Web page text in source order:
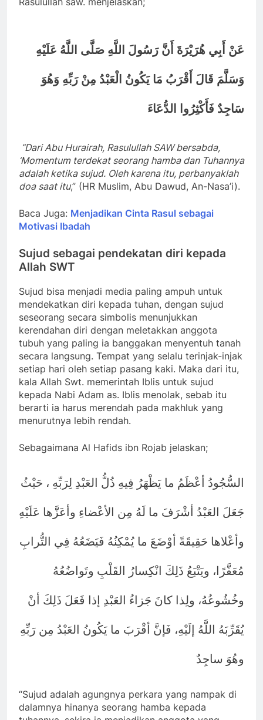
عَنْ أَبِي هُرَيْرَةَ أَنَّ رَسُولَ اللَّهِ صَلَّى اللَّهُ عَلَيْهِ
وَسَلَّمَ قَالَ أَقْرَبُ مَا يَكُونُ الْعَبْدُ مِنْ رَبِّهِ وَهُوَ
سَاجِدٌ فَأَكْثِرُوا الدُّعَاءَ
“Dari Abu Hurairah, Rasulullah SAW bersabda,
‘Momentum terdekat seorang hamba dan Tuhannya
adalah ketika sujud. Oleh karena itu, perbanyaklah
doa saat itu,” (HR Muslim, Abu Dawud, An-Nasa’i).
Baca Juga: Menjadikan Cinta Rasul sebagai
Motivasi Ibadah
Sujud sebagai pendekatan diri kepada
Allah SWT
Sujud bisa menjadi media paling ampuh untuk
mendekatkan diri kepada tuhan, dengan sujud
seseorang secara simbolis menunjukkan
kerendahan diri dengan meletakkan anggota
tubuh yang paling ia banggakan menyentuh tanah
secara langsung. Tempat yang selalu terinjak-injak
setiap hari oleh setiap pasang kaki. Maka dari itu,
kala Allah Swt. memerintah Iblis untuk sujud
kepada Nabi Adam as. Iblis menolak, sebab itu
berarti ia harus merendah pada makhluk yang
menurutnya lebih rendah.
Sebagaimana Al Hafids ibn Rojab jelaskan;
السُّجُودُ أعْظَمُ ما يَظْهَرُ فِيهِ ذُلُّ العَبْدِ لِرَبِّهِ ، حَيْثُ
جَعَلَ العَبْدُ أشْرَفَ ما لَهُ مِن الأعْضاءِ وأعَزَّها عَلَيْهِ
وأعْلاها حَقِيقَةً أوْضَعَ ما يُمْكِنُهُ فَيَضَعُهُ فِي التُّرابِ
مُعَفَّرًا، ويَتْبَعُ ذَلِكَ انْكِسارُ القَلْبِ وتَواضُعُهُ
وخُشُوعُهُ، ولِذا كانَ جَزاءُ العَبْدِ إذا فَعَلَ ذَلِكَ أنْ
يُقَرِّبَهُ اللَّهُ إلَيْهِ، فَإنَّ أقْرَبَ ما يَكُونُ العَبْدُ مِن رَبِّهِ
وهُوَ ساجِدٌ
“Sujud adalah agungnya perkara yang nampak di
dalamnya hinanya seorang hamba kepada